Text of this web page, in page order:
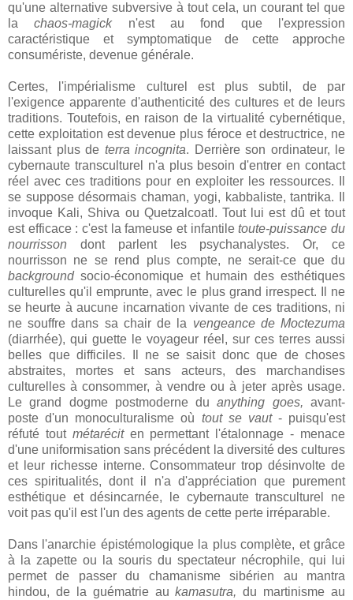
qu'une alternative subversive à tout cela, un courant tel que
lachaos-magickn'est au fond que l'expression
caractéristique et symptomatique de cette approche
consumériste, devenue générale.
Certes, l'impérialisme culturel est plus subtil, de par
l'exigence apparente d'authenticité des cultures et de leurs
traditions. Toutefois, en raison de la virtualité cybernétique,
cette exploitation est devenue plus féroce et destructrice, ne
laissant plus de terra incognita. Derrière son ordinateur, le
cybernaute transculturel n'a plus besoin d'entrer en contact
réel avec ces traditions pour en exploiter les ressources. Il
se suppose désormais chaman, yogi, kabbaliste, tantrika. Il
invoque Kali, Shiva ou Quetzalcoatl. Tout lui est dû et tout
est efficace : c'est la fameuse et infantiletoute-puissance du
nourrisson dont parlent les psychanalystes. Or, ce
nourrisson ne se rend plus compte, ne serait-ce que du
backgroundsocio-économique et humain des esthétiques
culturelles qu'il emprunte, avec le plus grand irrespect. Il ne
se heurte à aucune incarnation vivante de ces traditions, ni
ne souffre dans sa chair de la vengeance de Moctezuma
(diarrhée), qui guette le voyageur réel, sur ces terres aussi
belles que difficiles. Il ne se saisit donc que de choses
abstraites, mortes et sans acteurs, des marchandises
culturelles à consommer, à vendre ou à jeter après usage.
Le grand dogme postmoderne duanything goes,avant-
poste d'un monoculturalisme où tout se vaut- puisqu'est
réfuté tout métaréciten permettant l'étalonnage - menace
d'une uniformisation sans précédent la diversité des cultures
et leur richesse interne. Consommateur trop désinvolte de
ces spiritualités, dont il n'a d'appréciation que purement
esthétique et désincarnée, le cybernaute transculturel ne
voit pas qu'il est l'un des agents de cette perte irréparable.
Dans l'anarchie épistémologique la plus complète, et grâce
à la zapette ou la souris du spectateur nécrophile, qui lui
permet de passer du chamanisme sibérien au mantra
hindou, de la guématrie aukamasutra, du martinisme au